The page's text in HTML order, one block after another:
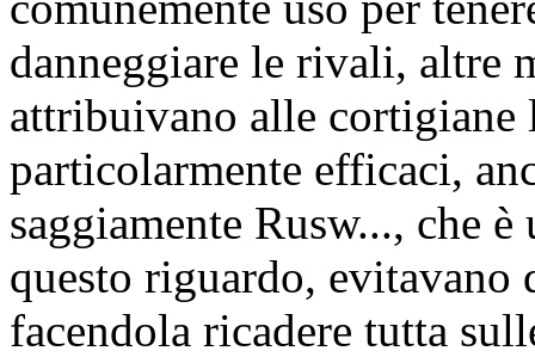
danneggiare le rivali, altre
attribuivano alle cortigiane
particolarmente efficaci,
saggiamente Rusw..., che
questo riguardo, evitavano
facendola ricadere tutta